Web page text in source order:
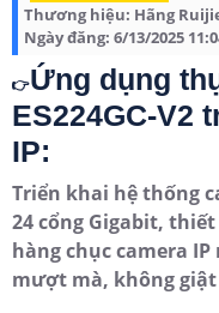
Thương hiệu: Hãng
Ngày đăng: 6/13/2025
👉Ứng dụng
ES224GC-V2
IP:
Triển khai hệ thống
24 cổng Gigabit,
hàng chục camera
mượt mà, không giật